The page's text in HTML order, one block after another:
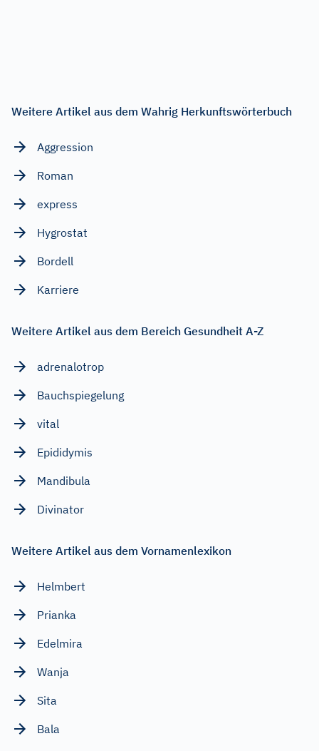
Weitere Artikel aus dem Wahrig Herkunftswörterbuch
Aggression
Roman
express
Hygrostat
Bordell
Karriere
Weitere Artikel aus dem Bereich Gesundheit A-Z
adrenalotrop
Bauchspiegelung
vital
Epididymis
Mandibula
Divinator
Weitere Artikel aus dem Vornamenlexikon
Helmbert
Prianka
Edelmira
Wanja
Sita
Bala